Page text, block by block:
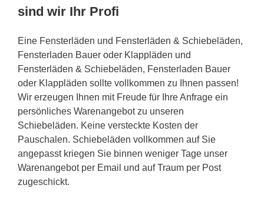
sind wir Ihr Profi
Eine Fensterläden und Fensterläden & Schiebeläden,
Fensterladen Bauer oder Klappläden und
Fensterläden & Schiebeläden, Fensterladen Bauer
oder Klappläden sollte vollkommen zu Ihnen passen!
Wir erzeugen Ihnen mit Freude für Ihre Anfrage ein
persönliches Warenangebot zu unseren
Schiebeläden. Keine versteckte Kosten der
Pauschalen. Schiebeläden vollkommen auf Sie
angepasst kriegen Sie binnen weniger Tage unser
Warenangebot per Email und auf Traum per Post
zugeschickt.